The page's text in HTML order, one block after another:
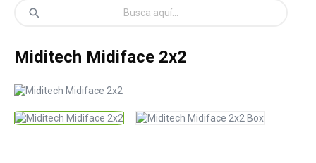
search
Miditech Midiface 2x2